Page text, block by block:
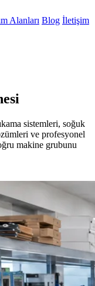
Alanları Blog İletişim
sistemleri, soğuk
ve profesyonel
makine grubunu